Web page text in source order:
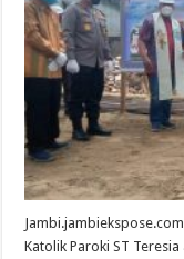
Katolik Paroki ST